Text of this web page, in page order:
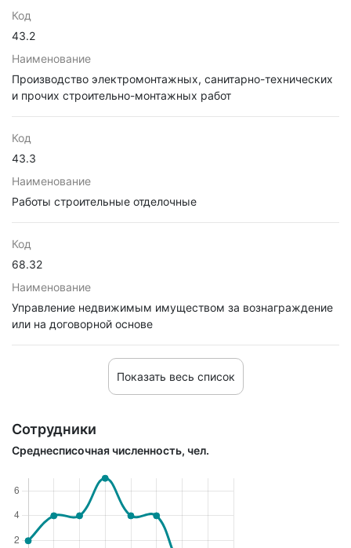
Код
43.2
Наименование
Производство электромонтажных, санитарно-технических
и прочих строительно-монтажных работ
Код
43.3
Наименование
Работы строительные отделочные
Код
68.32
Наименование
Управление недвижимым имуществом за вознаграждение
или на договорной основе
Показать весь список
Сотрудники
Среднесписочная численность, чел.